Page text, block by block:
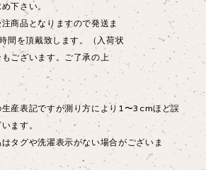
下さい。
商品となりますので発送ま
間を頂戴致します。（入荷状
ございます。ご了承の上
産表記ですが測り方により1〜3cmほど誤
ます。
はタグや洗濯表示がない場合がございま